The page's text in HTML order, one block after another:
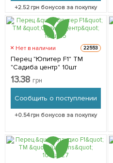
+2.52грн бонусов за покупку
Нет в наличии 22553
Перец "Юпитер F1" ТМ
"Садиба центр" 10шт
13.38 грн
Сообщить о поступлении
+0.54грн бонусов за покупку